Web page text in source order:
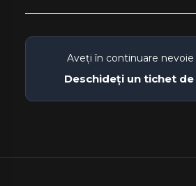
Aveți în continuare nevoie
Deschideți un tichet